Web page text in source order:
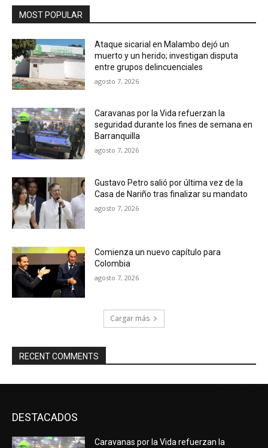
MOST POPULAR
Ataque sicarial en Malambo dejó un
muerto y un herido; investigan disputa
entre grupos delincuenciales
agosto 7, 2026
Caravanas por la Vida refuerzan la
seguridad durante los fines de semana en
Barranquilla
agosto 7, 2026
Gustavo Petro salió por última vez de la
Casa de Nariño tras finalizar su mandato
agosto 7, 2026
Comienza un nuevo capítulo para
Colombia
agosto 7, 2026
Cargar más
RECENT COMMENTS
DESTACADOS
Caravanas por la Vida refuerzan la